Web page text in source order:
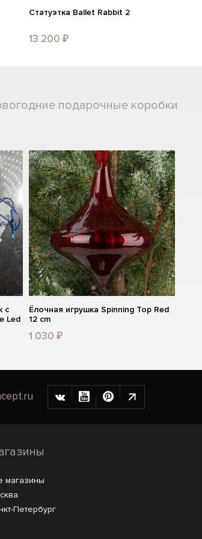
Статуэтка Ballet Rabbit 2
13 200 ₽
подарочные коробки
с
Led
Ёлочная игрушка Spinning Top Red
12 cm
1 030 ₽
магазины
Петербург